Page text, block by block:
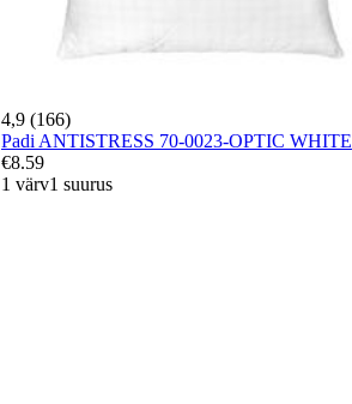
4,9 (166)
Padi ANTISTRESS 70-0023-OPTIC WHITE
€8.59
1 värv1 suurus